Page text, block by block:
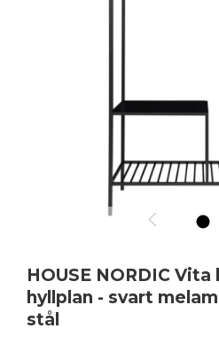
HOUSE NORDIC
hyllplan - svart
stål